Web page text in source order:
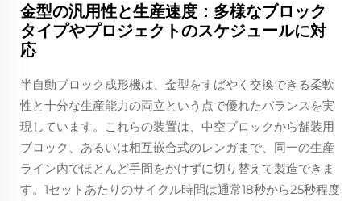
金型の汎用性と生産速度：多様なブロック
タイプやプロジェクトのスケジュールに対
応
半自動ブロック成形機は、金型をすばやく交換できる柔軟
性と十分な生産能力の両立という点で優れたバランスを実
現しています。これらの装置は、中空ブロックから舗装用
ブロック、あるいは相互嵌合式のレンガまで、同一の生産
ライン内でほとんど手間をかけずに切り替えて製造できま
す。1セットあたりのサイクル時間は通常18秒から25秒程度